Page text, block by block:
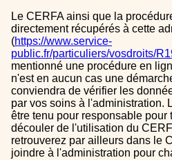
Le CERFA ainsi que la procédure peuvent être
directement récupérés à cette
(https://www.service-
public.fr/particuliers/vosdroits/
mentionné une procédure en
n'est en aucun cas une
conviendra de vérifier les
par vos soins à l'administration.
être tenu pour responsable pour
découler de l'utilisation du
retrouverez par ailleurs dans le
joindre à l'administration pour